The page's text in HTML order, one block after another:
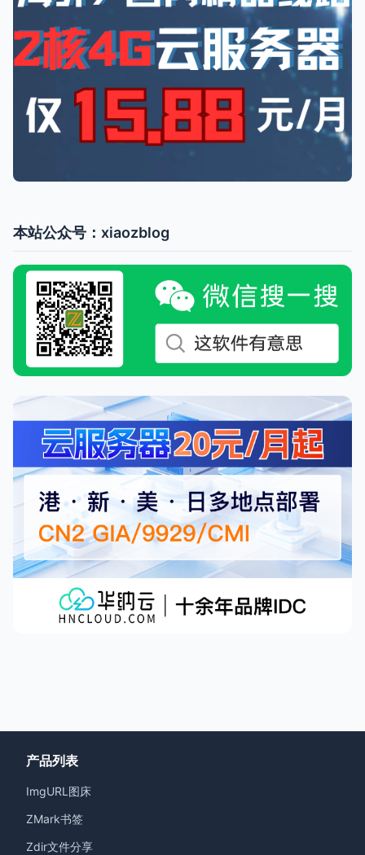
本站公众号：xiaozblog
产品列表
ImgURL图床
ZMark书签
Zdir文件分享